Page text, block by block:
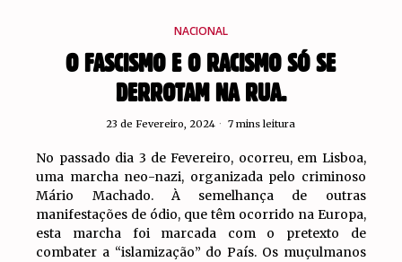
NACIONAL
O FASCISMO E O RACISMO SÓ SE
DERROTAM NA RUA.
23 de Fevereiro, 2024 7 mins leitura
No passado dia 3 de Fevereiro, ocorreu, em Lisboa,
uma marcha neo-nazi, organizada pelo criminoso
Mário Machado. À semelhança de outras
manifestações de ódio, que têm ocorrido na Europa,
esta marcha foi marcada com o pretexto de
combater a “islamização” do País. Os muçulmanos